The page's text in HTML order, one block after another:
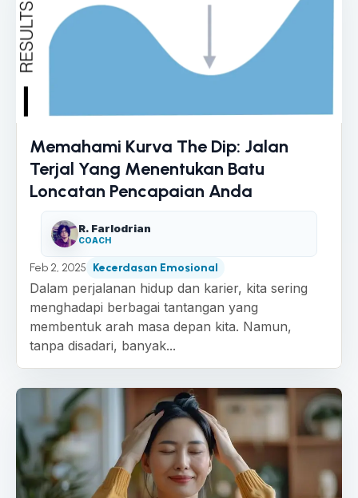
Memahami Kurva The Dip: Jalan
Terjal Yang Menentukan Batu
Loncatan Pencapaian Anda
R. Farlodrian
COACH
Feb 2, 2025 Kecerdasan Emosional
Dalam perjalanan hidup dan karier, kita sering
menghadapi berbagai tantangan yang
membentuk arah masa depan kita. Namun,
tanpa disadari, banyak...